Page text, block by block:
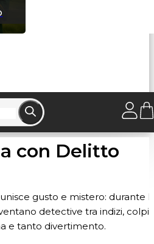
con Delitto
gusto e mistero: durante
detective tra indizi, colpi
e tanto divertimento.